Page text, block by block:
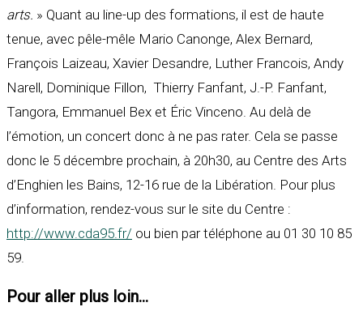
arts. » Quant au line-up des formations, il est de haute
tenue, avec pêle-mêle Mario Canonge, Alex Bernard,
François Laizeau, Xavier Desandre, Luther Francois, Andy
Narell, Dominique Fillon, Thierry Fanfant, J.-P. Fanfant,
Tangora, Emmanuel Bex et Éric Vinceno. Au delà de
l’émotion, un concert donc à ne pas rater. Cela se passe
donc le 5 décembre prochain, à 20h30, au Centre des Arts
d’Enghien les Bains, 12-16 rue de la Libération. Pour plus
d’information, rendez-vous sur le site du Centre :
http://www.cda95.fr/ ou bien par téléphone au 01 30 10 85
59.
Pour aller plus loin...